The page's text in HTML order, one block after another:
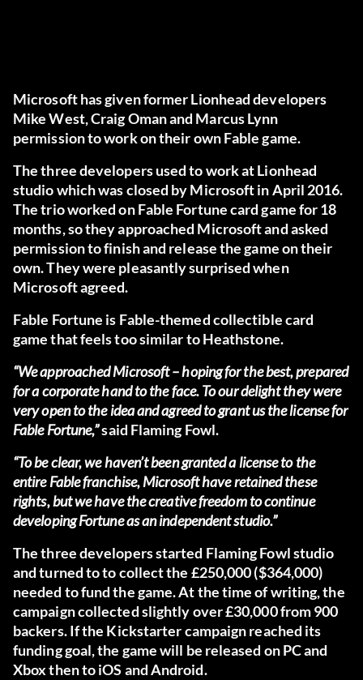
Microsoft has given former Lionhead developers
Mike West, Craig Oman and Marcus Lynn
permission to work on their own Fable game.
The three developers used to work at Lionhead
studio which was closed by Microsoft in April 2016.
The trio worked on Fable Fortune card game for 18
months, so they approached Microsoft and asked
permission to finish and release the game on their
own. They were pleasantly surprised when
Microsoft agreed.
Fable Fortune is Fable-themed collectible card
game that feels too similar to Heathstone.
“We approached Microsoft – hoping for the best, prepared
for a corporate hand to the face. To our delight they were
very open to the idea and agreed to grant us the license for
Fable Fortune,”said Flaming Fowl.
“To be clear, we haven’t been granted a license to the
entire Fable franchise, Microsoft have retained these
rights, but we have the creative freedom to continue
developing Fortune as an independent studio.”
The three developers started Flaming Fowl studio
and turned to to collect the £250,000 ($364,000)
needed to fund the game. At the time of writing, the
campaign collected slightly over £30,000 from 900
backers. If the Kickstarter campaign reached its
funding goal, the game will be released on PC and
Xbox then to iOS and Android.